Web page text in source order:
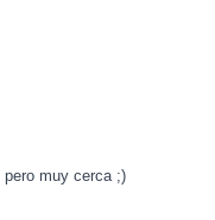
pero muy cerca ;)